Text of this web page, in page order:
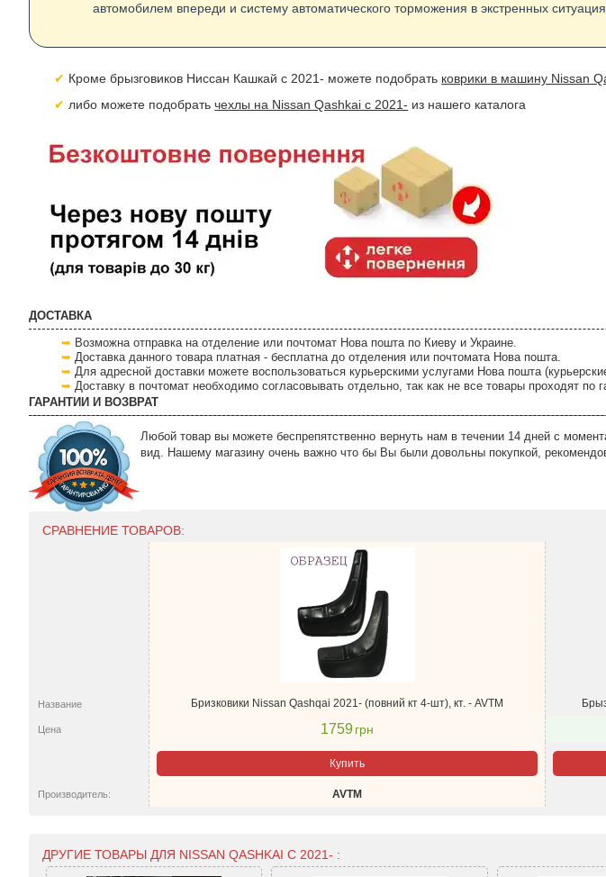
автомобилем впереди и систему автоматического торможения в экстренных
Кроме брызговиков Ниссан Кашкай с 2021- можете подобрать коврики в машину Nissan
либо можете подобратьчехлы на Nissan Qashkai с 2021- из нашего каталога
ДОСТАВКА
Возможна отправка на отделение или почтомат Нова пошта по Киеву и Украине.
Доставка данного товара платная - бесплатна до отделения или почтомата Нова пошта.
Для адресной доставки можете воспользоваться курьерскими услугами Нова пошта
Доставку в почтомат необходимо согласовывать отдельно, так как не все товары проходят по
ГАРАНТИИ И ВОЗВРАТ
Любой товар вы можете беспрепятственно вернуть нам в течении 14 дней с
вид. Нашему магазину очень важно что бы Вы были довольны покупкой,
СРАВНЕНИЕ ТОВАРОВ:
Название Бризковики Nissan Qashqai 2021- (повний кт 4-шт), кт. - AVTM
Цена 1759грн
Купить
Производитель: AVTM
ДРУГИЕ ТОВАРЫ ДЛЯ NISSAN QASHKAI С 2021- :